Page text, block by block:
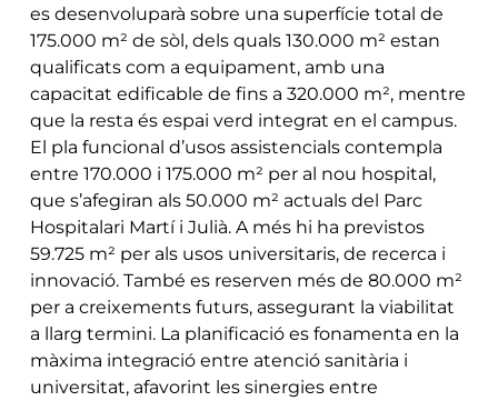
es desenvoluparà sobre una superfície total de
175.000 m² de sòl, dels quals 130.000 m² estan
qualificats com a equipament, amb una
capacitat edificable de fins a 320.000 m², mentre
que la resta és espai verd integrat en el campus.
El pla funcional d’usos assistencials contempla
entre 170.000 i 175.000 m² per al nou hospital,
que s’afegiran als 50.000 m² actuals del Parc
Hospitalari Martí i Julià. A més hi ha previstos
59.725 m² per als usos universitaris, de recerca i
innovació. També es reserven més de 80.000 m²
per a creixements futurs, assegurant la viabilitat
a llarg termini. La planificació es fonamenta en la
màxima integració entre atenció sanitària i
universitat, afavorint les sinergies entre